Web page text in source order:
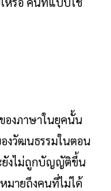
องภาษาในยุคนั้น
งวัฒนธรรมในตอน
ยังไม่ถูกบัญญัติขึ้น
มายถึงคนที่ไม่ได้